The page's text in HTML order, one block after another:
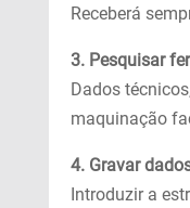
Receberá
3. Pesquisar
Dados
maquinação
4. Gravar
Introduzir a